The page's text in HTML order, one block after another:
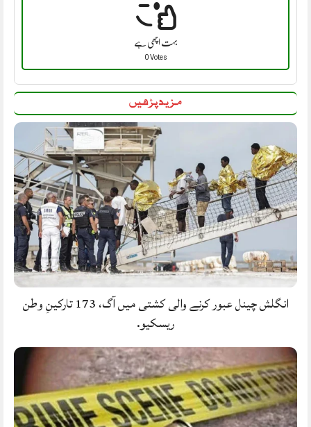
بہت اچھی ہے
0 Votes
مزید پڑھیں
انگلش چینل عبور کرنے والی کشتی میں آگ، 173 تارکینِ وطن
ریسکیو.